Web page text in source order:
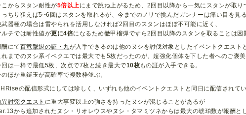
こからスタン耐性が5倍以上 にまで跳ね上がるため、2回目以降から一気にスタンが取り
っちり狙えば5~6回はスタンを取れるが、今までのノリで挑んだガンナーは痛い目を見る
武器種の場合は雷やられを活用しなければ2回目のスタンはほぼ不可能に近く、
ルチでは耐性値が更に4倍になるため徹甲榴弾ですら2回目以降のスタンを取ることは困
酬にて百竜撃退の証・九が入手できるのは他のヌシを討伐対象としたイベントクエスト
れまでのヌシ系イベクエでは最大でも5枚だったのが、超強化個体を下した者へのご褒美
回は一枠で最低5枚、次点で7枚と続き最大で10枚もの証が入手できる。
のほか重鎧玉が高確率で複数枠並ぶ。
の配信形式にしては珍しく、いずれも他のイベントクエストと同日に配信されてい
異討究クエスト に重大事変以上の強さを持ったヌシが混じることがあるが
から追加されたヌシ・リオレウスやヌシ・タマミツネからは最大の琥珀数が報酬と